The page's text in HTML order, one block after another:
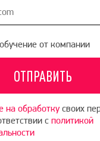
от компании
ОТПРАВИТЬ
на обработкусвоих
с политикой